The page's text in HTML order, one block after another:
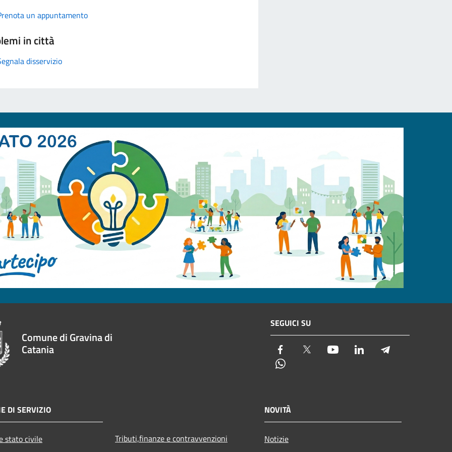
un appuntamento
in città
disservizio
Comune di Gravina di
Catania
SEGUICI SU
Facebook Twitter Youtube LinkedIn
DI SERVIZIO
stato civile
Tributi,finanze e contravvenzioni
NOVITÀ
Notizie